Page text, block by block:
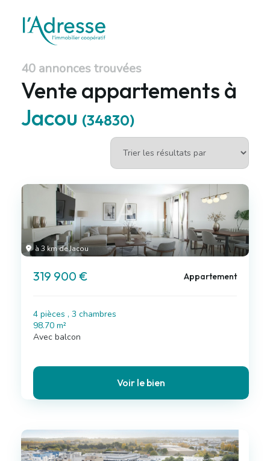
40 annonces trouvées
Vente appartements à
Jacou (34830)
à 3 km de Jacou
319 900 € Appartement
4 pièces , 3 chambres
98.70 m²
Avec balcon
Voir le bien